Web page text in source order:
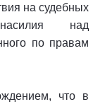
на судебных
над
по правам
что в